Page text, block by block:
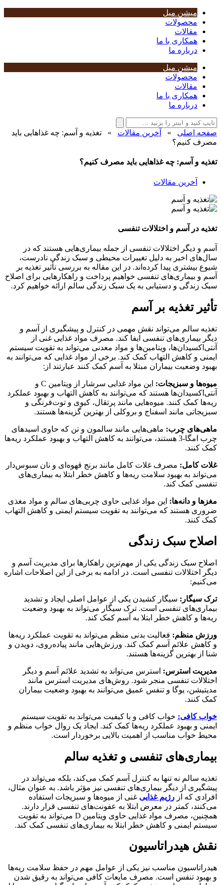
میشن میل
محصولات
مقالات
همکاری با ما
درباره ما
میشن میل
محصولات
مقالات
همکاری با ما
درباره ما
صفحه اصلی » آخرین مقالات » تغذیه و آسم: چه غذاهایی باید
مصرف کنیم؟
تغذیه و آسم: چه غذاهایی باید مصرف کنیم؟
آخرین مقالات
تغذیه در آسم و اختلالات تنفسی
آسم و دیگر اختلالات تنفسی از جمله بیماری‌هایی هستند که در
سال‌های اخیر به دلیل تغییرات محیطی و سبک زندگی نادرست،
شیوع بیشتری پیدا کرده‌اند. در این مقاله به بررسی تأثیر تغذیه بر
آسم و بیماری‌های تنفسی خواهیم پرداخت و راهکارهایی برای اصلاح
سبک زندگی و دستیابی به یک سبک زندگی سالم ارائه خواهیم کرد.
تأثیر تغذیه بر آسم
تغذیه سالم می‌تواند نقش مهمی در کنترل و پیشگیری از آسم و
دیگر بیماری‌های تنفسی ایفا کند. مصرف مواد غذایی غنی از
آنتی‌اکسیدان‌ها، ویتامین‌ها و مواد معدنی می‌تواند به تقویت سیستم
ایمنی و کاهش التهاب کمک کند. برخی از مواد غذایی که می‌توانند به
بهبود وضعیت بیماران مبتلا به آسم کمک کنند عبارتند از:
میوه‌ها و سبزیجات:
این مواد غذایی سرشار از ویتامین C و
آنتی‌اکسیدان‌ها هستند که می‌توانند به کاهش التهاب و بهبود عملکرد
ریه‌ها کمک کنند. میوه‌هایی مانند پرتقال، کیوی و توت‌فرنگی و
سبزیجاتی مانند اسفناج و بروکلی از بهترین گزینه‌ها هستند.
ماهی‌های چرب: ماهی‌هایی مانند سالمون و تن که حاوی اسیدهای
چرب امگا-3 هستند، می‌توانند به کاهش التهاب و بهبود عملکرد ریه‌ها
کمک کنند.
غلات کامل: مصرف غلات کامل مانند برنج قهوه‌ای و نان سبوس‌دار
می‌تواند به بهبود سلامت ریه‌ها و کاهش خطر ابتلا به بیماری‌های
تنفسی کمک کند.
مغزها و دانه‌ها: این مواد غذایی حاوی چربی‌های سالم و مواد مغذی
ضروری هستند که می‌توانند به تقویت سیستم ایمنی و کاهش التهاب
کمک کنند.
اصلاح سبک زندگی
اصلاح سبک زندگی یکی از مهم‌ترین راهکارها برای مدیریت آسم و
دیگر اختلالات تنفسی است. در ادامه به برخی از این اصلاحات اشاره
می‌کنیم:
ترک سیگار: سیگار کشیدن یکی از عوامل اصلی ایجاد و تشدید
بیماری‌های تنفسی است. ترک سیگار می‌تواند به بهبود وضعیت
ریه‌ها و کاهش خطر ابتلا به آسم کمک کند.
ورزش منظم: فعالیت بدنی منظم می‌تواند به تقویت عملکرد ریه‌ها
و کاهش علائم آسم کمک کند. ورزش‌هایی مانند پیاده‌روی، دویدن و
شنا از بهترین گزینه‌ها هستند.
مدیریت استرس: استرس می‌تواند به تشدید علائم آسم و دیگر
اختلالات تنفسی منجر شود. روش‌های مدیریت استرس مانند
مدیتیشن، یوگا و تنفس عمیق می‌توانند به بهبود وضعیت بیماران
کمک کنند.
خواب کافی: خواب کافی و با کیفیت می‌تواند به تقویت سیستم
ایمنی و بهبود عملکرد ریه‌ها کمک کند. ایجاد یک روال خواب منظم و
محیط خواب مناسب از اهمیت بالایی برخوردار است.
بیماری‌های تنفسی و تغذیه سالم
تغذیه سالم نه تنها به کنترل آسم کمک می‌کند، بلکه می‌تواند در
پیشگیری از دیگر بیماری‌های تنفسی نیز مؤثر باشد. به عنوان مثال،
افرادی که از رژیم غذایی غنی از میوه‌ها و سبزیجات استفاده
می‌کنند، کمتر در معرض ابتلا به عفونت‌های تنفسی قرار دارند.
همچنین، مصرف مواد غذایی حاوی ویتامین D می‌تواند به تقویت
سیستم ایمنی و کاهش خطر ابتلا به بیماری‌های تنفسی کمک کند.
نقش هیدراتاسیون
هیدراتاسیون مناسب نیز یکی از عوامل مهم در حفظ سلامت ریه‌ها
و بهبود تنفس است. مصرف مایعات کافی می‌تواند به رقیق شدن